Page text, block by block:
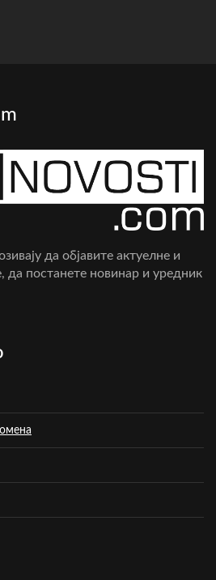
да објавите актуелне и
да постанете новинар и уредник